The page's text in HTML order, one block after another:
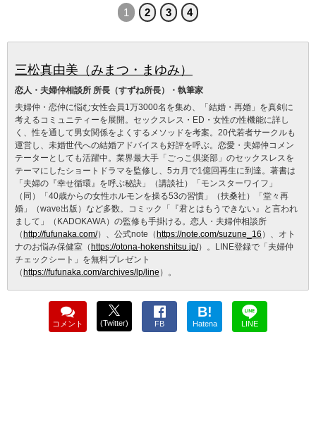
1 2 3 4
三松真由美（みまつ・まゆみ）
恋人・夫婦仲相談所 所長（すずね所長）・執筆家
夫婦仲・恋仲に悩む女性会員1万3000名を集め、「結婚・再婚」を真剣に
考えるコミュニティーを展開。セックスレス・ED・女性の性機能に詳し
く、性を通して男女関係をよくするメソッドを考案。20代若者サークルも
運営し、未婚世代への結婚アドバイスも好評を呼ぶ。恋愛・夫婦仲コメン
テーターとしても活躍中。業界最大手「ごっこ倶楽部」のセックスレスを
テーマにしたショートドラマを監修し、5カ月で1億回再生に到達。著書は
「夫婦の『幸せ循環』を呼ぶ秘訣」（講談社）「モンスターワイフ」
（同）「40歳からの女性ホルモンを操る53の習慣」（扶桑社）「堂々再
婚」（wave出版）など多数。コミック「『君とはもうできない』と言われ
まして」（KADOKAWA）の監修も手掛ける。恋人・夫婦仲相談所
（http://fufunaka.com/）、公式note（https://note.com/suzune_16 ）、オト
ナのお悩み保健室（https://otona-hokenshitsu.jp/）。LINE登録で「夫婦仲
チェックシート」を無料プレゼント
（https://fufunaka.com/archives/lp/line ）。
コメント (Twitter) FB
B!
Hatena LINE